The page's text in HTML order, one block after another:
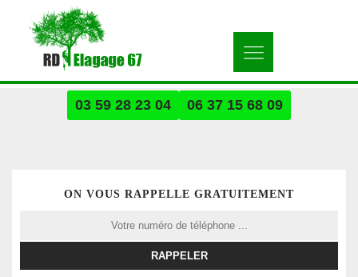
03 59 28 23 04 06 37 15 68 09
ON VOUS RAPPELLE GRATUITEMENT